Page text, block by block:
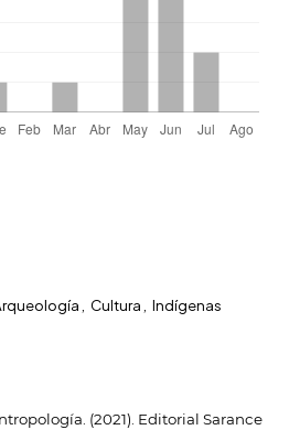
Cultura Indígenas
(2021). Editorial Sarance